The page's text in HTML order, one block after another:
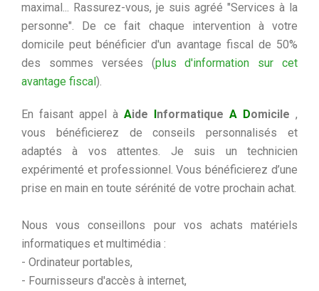
maximal... Rassurez-vous, je suis agréé "Services à la
personne". De ce fait chaque intervention à votre
domicile peut bénéficier d'un avantage fiscal de 50%
des sommes versées (plus d'information sur cet
avantage fiscal).
En faisant appel à Aide Informatique A Domicile ,
vous bénéficierez de conseils personnalisés et
adaptés à vos attentes. Je suis un technicien
expérimenté et professionnel. Vous bénéficierez d’une
prise en main en toute sérénité de votre prochain achat.
Nous vous conseillons pour vos achats matériels
informatiques et multimédia :
- Ordinateur portables,
- Fournisseurs d'accès à internet,